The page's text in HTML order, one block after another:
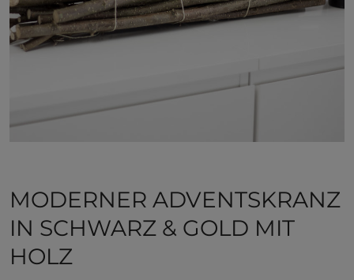
MODERNER ADVENTSKRANZ
IN SCHWARZ & GOLD MIT
HOLZ